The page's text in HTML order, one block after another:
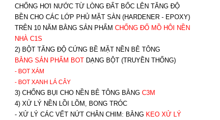
CHỐNG HƠI NƯỚC TỪ LÒNG ĐẤT BỐC LÊN TĂNG ĐỘ
BỀN CHO CÁC LỚP PHỦ MẶT SÀN (HARDENER - EPOXY)
TRÊN 10 NĂM BẰNG SẢN PHẨM CHỐNG ĐỔ MỒ HÔI NỀN
NHÀ C1S
2) BỘT TĂNG ĐỘ CỨNG BỀ MẶT NỀN BÊ TÔNG
BẰNG SẢN PHẨM BOTDẠNG BỘT (TRUYỀN THỐNG)
- BOT XÁM
- BOT XANH LÁ CÂY
3) CHỐNG BỤI CHO NỀN BÊ TÔNG BẰNG C3M
4) XỬ LÝ NỀN LỒI LÕM, BONG TRÓC
- XỬ LÝ CÁC VẾT NỨT CHÂN CHIM: BẰNG KEO XỬ LÝ